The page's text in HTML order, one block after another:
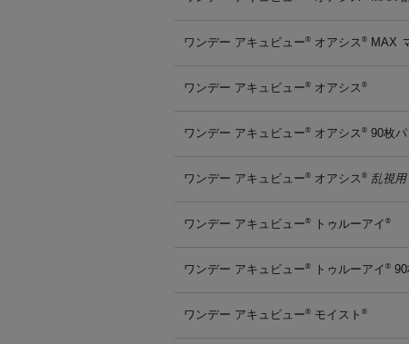
ワンデー アキュビュー® オアシス ® MAX
ワンデー アキュビュー® オアシス ®
ワンデー アキュビュー® オアシス ® 90枚パ
ワンデー アキュビュー® オアシス ® 乱視用
ワンデー アキュビュー® トゥルーアイ ®
ワンデー アキュビュー® トゥルーアイ ®
ワンデー アキュビュー® モイスト ®